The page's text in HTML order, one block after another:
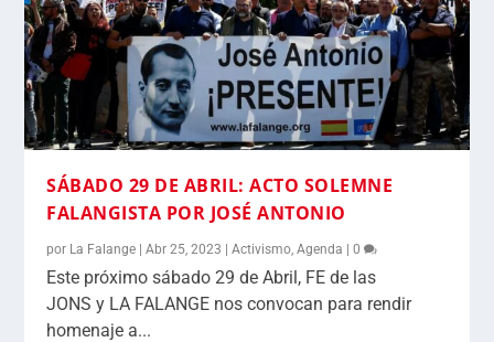
SÁBADO 29 DE ABRIL: ACTO SOLEMNE
FALANGISTA POR JOSÉ ANTONIO
por La Falange |Abr 25, 2023 |Activismo ,Agenda |0
Este próximo sábado 29 de Abril, FE de las
JONS y LA FALANGE nos convocan para rendir
homenaje a...